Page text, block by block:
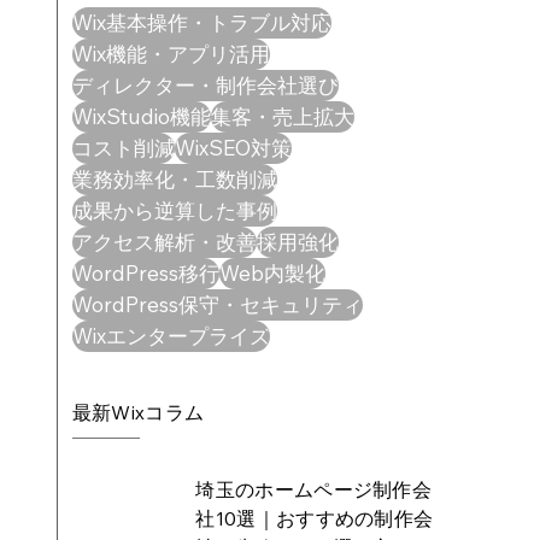
Wix基本操作・トラブル対応
Wix機能・アプリ活用
ディレクター・制作会社選び
WixStudio機能集客・売上拡大
コスト削減WixSEO対策
業務効率化・工数削減
成果から逆算した事例
アクセス解析・改善採用強化
WordPress移行Web内製化
WordPress保守・セキュリティ
Wixエンタープライズ
最新Wixコラム
埼玉のホームページ制作会
社10選｜おすすめの制作会